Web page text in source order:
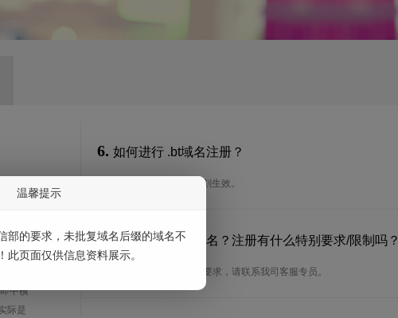
中横
际是
6. 如何进行 .bt域名注册？
通过我司注册可以即刻生效。
7. 谁可以注册 .bt域名？注册有什么特别要求/限制吗？
想了解.bt域名的注册要求，请联系我司客服专员。
温馨提示
部的要求，未批复域名后缀的域名不
此页面仅供信息资料展示。